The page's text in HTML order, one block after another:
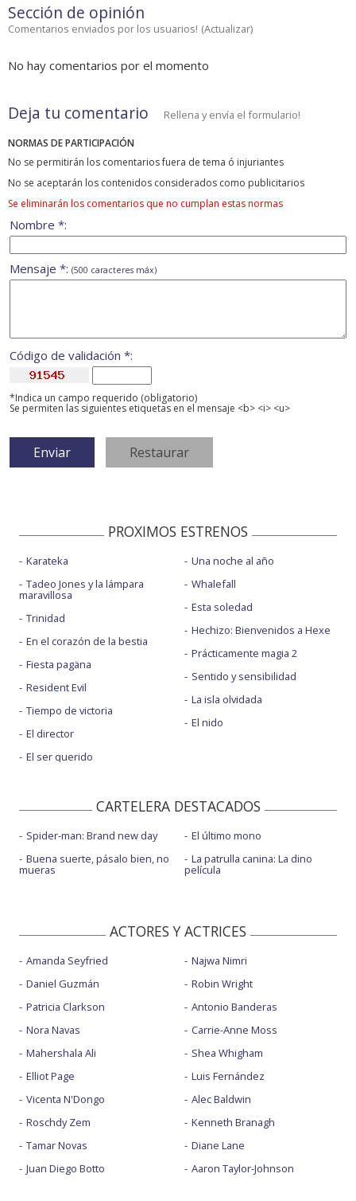
Sección de opinión
Comentarios enviados por los usuarios! (Actualizar)
No hay comentarios por el momento
Deja tu comentario Rellena y envía el formulario!
NORMAS DE PARTICIPACIÓN
No se permitirán los comentarios fuera de tema ó injuriantes
No se aceptarán los contenidos considerados como publicitarios
Se eliminarán los comentarios que no cumplan estas normas
Nombre *:
Mensaje *: (500 caracteres máx)
Código de validación *:
*Indica un campo requerido (obligatorio)
Se permiten las siguientes etiquetas en el mensaje <b> <i> <u>
PROXIMOS ESTRENOS
Karateka
Tadeo Jones y la lámpara
maravillosa
Trinidad
En el corazón de la bestia
Fiesta pagäna
Resident Evil
Tiempo de victoria
El director
El ser querido
Una noche al año
Whalefall
Esta soledad
Hechizo: Bienvenidos a Hexe
Prácticamente magia 2
Sentido y sensibilidad
La isla olvidada
El nido
CARTELERA DESTACADOS
Spider-man: Brand new day
Buena suerte, pásalo bien, no
mueras
El último mono
La patrulla canina: La dino
película
ACTORES Y ACTRICES
Amanda Seyfried
Daniel Guzmán
Patricia Clarkson
Nora Navas
Mahershala Ali
Elliot Page
Vicenta N'Dongo
Roschdy Zem
Tamar Novas
Juan Diego Botto
Najwa Nimri
Robin Wright
Antonio Banderas
Carrie-Anne Moss
Shea Whigham
Luis Fernández
Alec Baldwin
Kenneth Branagh
Diane Lane
Aaron Taylor-Johnson